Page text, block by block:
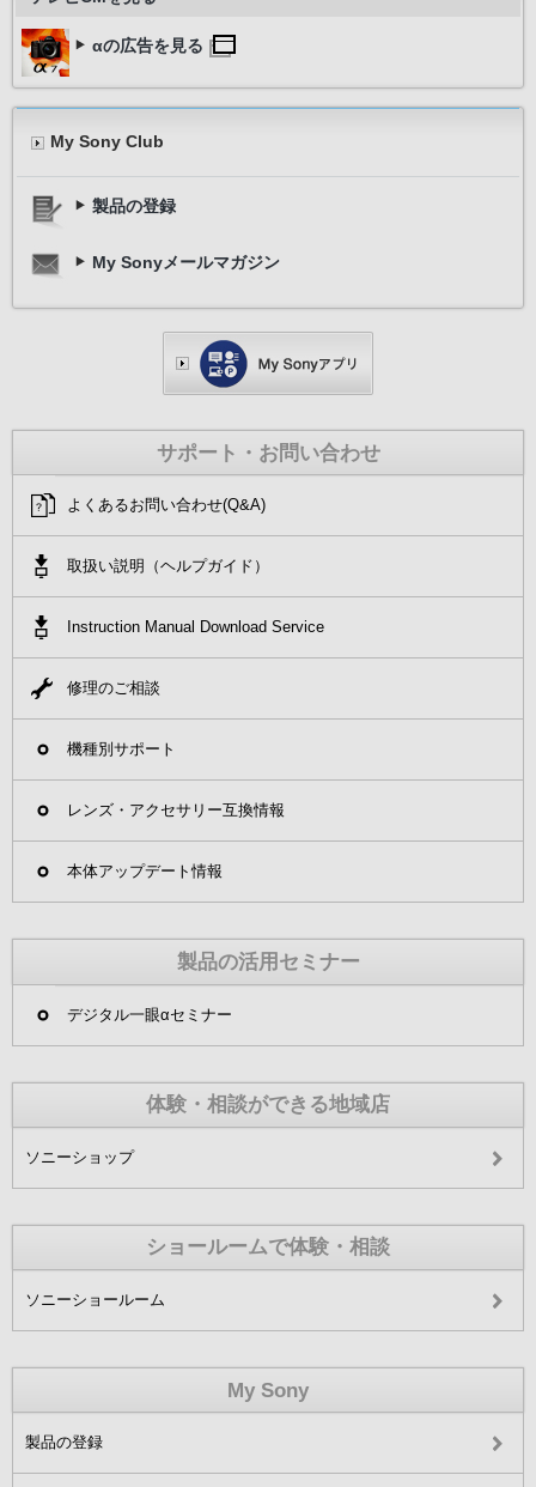
αの広告を見る
My Sony Club
製品の登録
My Sonyメールマガジン
サポート・お問い合わせ
よくあるお問い合わせ(Q&A)
取扱い説明（ヘルプガイド）
Instruction Manual Download Service
修理のご相談
機種別サポート
レンズ・アクセサリー互換情報
本体アップデート情報
製品の活用セミナー
デジタル一眼αセミナー
体験・相談ができる地域店
ソニーショップ
ショールームで体験・相談
ソニーショールーム
My Sony
製品の登録